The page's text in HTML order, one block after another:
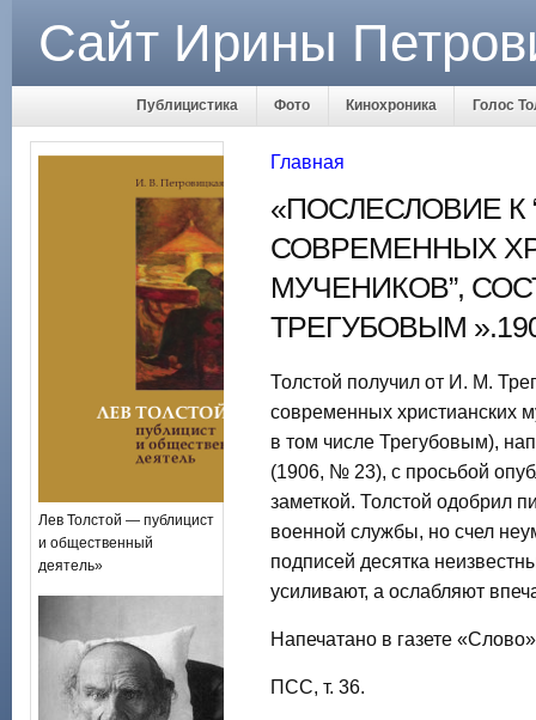
Сайт Ирины
Публицистика Фото Кинохроника Голос
Лев Толстой — публицист
и общественный
деятель»
Главная
«ПОСЛЕСЛОВИЕ
СОВРЕМЕННЫХ
МУЧЕНИКОВ”,
ТРЕГУБОВЫМ
Толстой получил от И. М.
современных христианских
в том числе Трегубовым),
(1906, № 23), с просьбой
заметкой. Толстой одобрил
военной службы, но счел
подписей десятка
усиливают, а ослабляют
Напечатано в газете
ПСС, т. 36.